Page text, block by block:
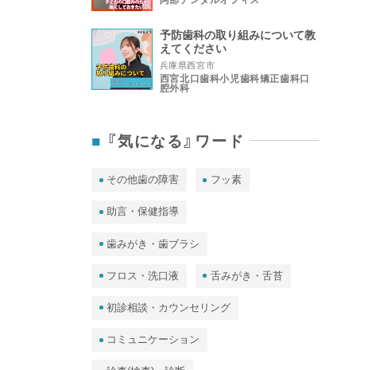
予防歯科の取り組みについて教
えてください
兵庫県西宮市
西宮北口歯科小児歯科矯正歯科口
腔外科
『気になる』ワード
その他歯の障害 フッ素
助言・保健指導
歯みがき・歯ブラシ
フロス・洗口液 舌みがき・舌苔
初診相談・カウンセリング
コミュニケーション